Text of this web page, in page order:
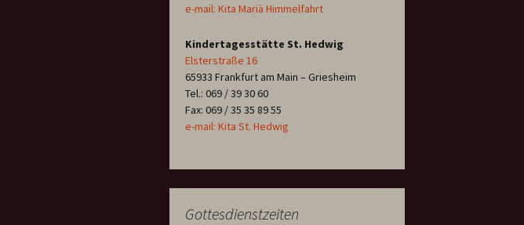
e-mail: Kita Mariä Himmelfahrt
Kindertagesstätte St. Hedwig
Elsterstraße 16
65933 Frankfurt am Main – Griesheim
Tel.: 069 / 39 30 60
Fax: 069 / 35 35 89 55
e-mail: Kita St. Hedwig
Gottesdienstzeiten